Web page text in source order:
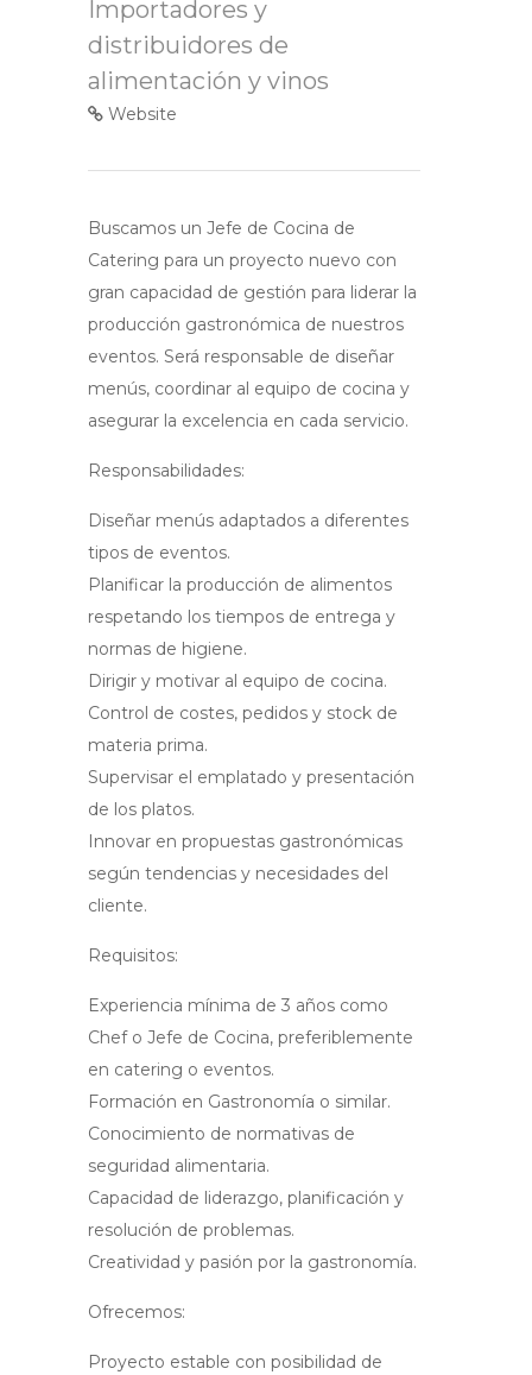
Importadores y
distribuidores de
alimentación y vinos
Website
Buscamos un Jefe de Cocina de
Catering para un proyecto nuevo con
gran capacidad de gestión para liderar la
producción gastronómica de nuestros
eventos. Será responsable de diseñar
menús, coordinar al equipo de cocina y
asegurar la excelencia en cada servicio.
Responsabilidades:
Diseñar menús adaptados a diferentes
tipos de eventos.
Planificar la producción de alimentos
respetando los tiempos de entrega y
normas de higiene.
Dirigir y motivar al equipo de cocina.
Control de costes, pedidos y stock de
materia prima.
Supervisar el emplatado y presentación
de los platos.
Innovar en propuestas gastronómicas
según tendencias y necesidades del
cliente.
Requisitos:
Experiencia mínima de 3 años como
Chef o Jefe de Cocina, preferiblemente
en catering o eventos.
Formación en Gastronomía o similar.
Conocimiento de normativas de
seguridad alimentaria.
Capacidad de liderazgo, planificación y
resolución de problemas.
Creatividad y pasión por la gastronomía.
Ofrecemos:
Proyecto estable con posibilidad de